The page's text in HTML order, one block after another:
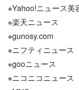
※Yahoo!ニュース美
※楽天ニュース
※gunosy.com
※ニフティニュース
※gooニュース
※ニコニコニュース